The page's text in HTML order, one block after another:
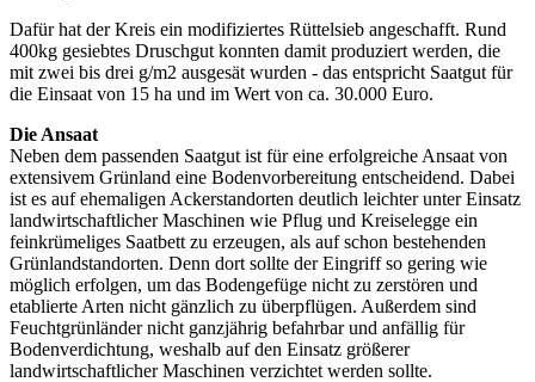
Dafür hat der Kreis ein modifiziertes Rüttelsieb angeschafft. Rund
400kg gesiebtes Druschgut konnten damit produziert werden, die
mit zwei bis drei g/m2 ausgesät wurden - das entspricht Saatgut für
die Einsaat von 15 ha und im Wert von ca. 30.000 Euro.
Die Ansaat
Neben dem passenden Saatgut ist für eine erfolgreiche Ansaat von
extensivem Grünland eine Bodenvorbereitung entscheidend. Dabei
ist es auf ehemaligen Ackerstandorten deutlich leichter unter Einsatz
landwirtschaftlicher Maschinen wie Pflug und Kreiselegge ein
feinkrümeliges Saatbett zu erzeugen, als auf schon bestehenden
Grünlandstandorten. Denn dort sollte der Eingriff so gering wie
möglich erfolgen, um das Bodengefüge nicht zu zerstören und
etablierte Arten nicht gänzlich zu überpflügen. Außerdem sind
Feuchtgrünländer nicht ganzjährig befahrbar und anfällig für
Bodenverdichtung, weshalb auf den Einsatz größerer
landwirtschaftlicher Maschinen verzichtet werden sollte.